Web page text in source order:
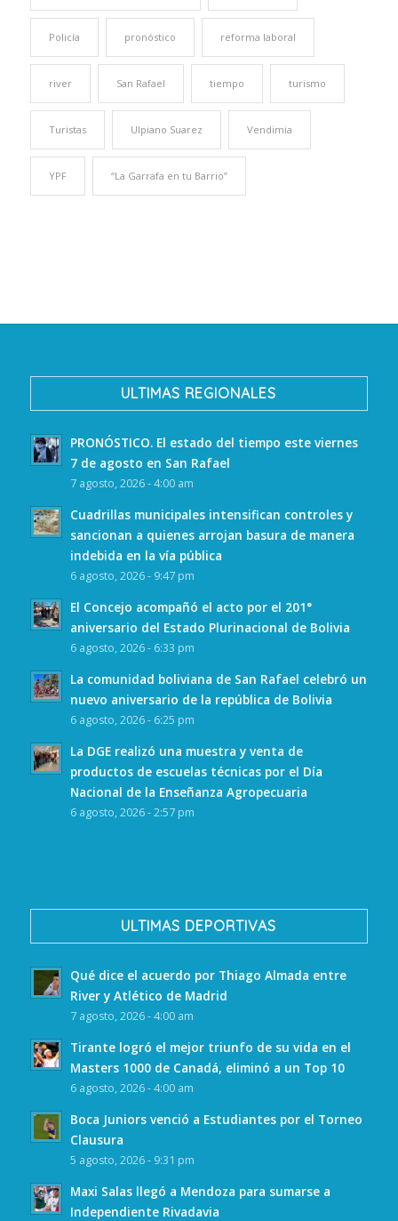
Policía pronóstico reforma laboral
river San Rafael tiempo turismo
Turistas Ulpiano Suarez Vendimia
YPF “La Garrafa en tu Barrio”
ULTIMAS REGIONALES
PRONÓSTICO. El estado del tiempo este viernes
7 de agosto en San Rafael
7 agosto, 2026 - 4:00 am
Cuadrillas municipales intensifican controles y
sancionan a quienes arrojan basura de manera
indebida en la vía pública
6 agosto, 2026 - 9:47 pm
El Concejo acompañó el acto por el 201°
aniversario del Estado Plurinacional de Bolivia
6 agosto, 2026 - 6:33 pm
La comunidad boliviana de San Rafael celebró un
nuevo aniversario de la república de Bolivia
6 agosto, 2026 - 6:25 pm
La DGE realizó una muestra y venta de
productos de escuelas técnicas por el Día
Nacional de la Enseñanza Agropecuaria
6 agosto, 2026 - 2:57 pm
ULTIMAS DEPORTIVAS
Qué dice el acuerdo por Thiago Almada entre
River y Atlético de Madrid
7 agosto, 2026 - 4:00 am
Tirante logró el mejor triunfo de su vida en el
Masters 1000 de Canadá, eliminó a un Top 10
6 agosto, 2026 - 4:00 am
Boca Juniors venció a Estudiantes por el Torneo
Clausura
5 agosto, 2026 - 9:31 pm
Maxi Salas llegó a Mendoza para sumarse a
Independiente Rivadavia